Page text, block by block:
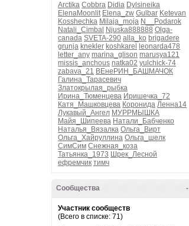
Arctika Cobbra Didia Dylsineika
ElenaMoonlit Elena_zw Gulbar Ketevan
Kosshechka Milaja_moja N__Podarok
Natali_Cimbal Njuska888888 Olga-
canada SVETA-290 alla_ko brigadere
grunja knekler koshkarel
leonarda478
letter_any marina_glison marusya121
missis_anchous natka02 yulchick-74
zabava_21 ВЕнеРИН_БАШМАЧОК
Галина_Тарасевич
Златокрылая_рыбка
Ирина_Тюменцева Иришечка_72
Катя_Машковцева Коронида Ленна14
Лукавый_Ангел МУРРМЫШКА
Майя_Шипеева Натали_Бабченко
Наталья_Вязалка Ольга_Вирт
Ольга_Хайруллина Ольга_шелк
СимСим Снежная_коза
Татьянка_1973 Шрек_Лесной
ефремчик тимч
-
Сообщества
Участник сообществ
(Всего в списке: 71)